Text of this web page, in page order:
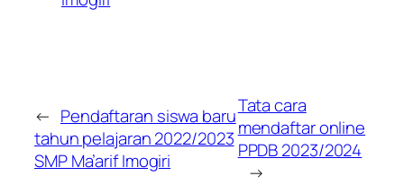
← Pendaftaran siswa baru
tahun pelajaran 2022/2023
SMP Ma’arif Imogiri
Tata cara
mendaftar online
PPDB 2023/2024
→